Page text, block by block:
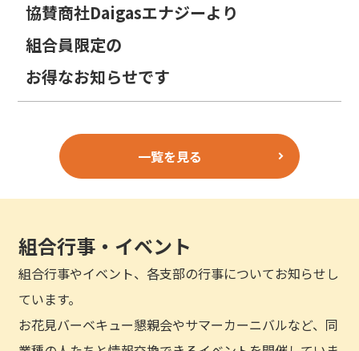
協賛商社Daigasエナジーより
組合員限定の
お得なお知らせです
一覧を見る
組合行事・イベント
組合行事やイベント、各支部の行事についてお知らせし
ています。
お花見バーベキュー懇親会やサマーカーニバルなど、同